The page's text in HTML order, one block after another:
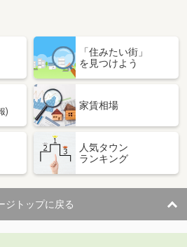
「住みたい街」
を見つけよう
)
家賃相場
人気タウン
ランキング
ジトップに戻る